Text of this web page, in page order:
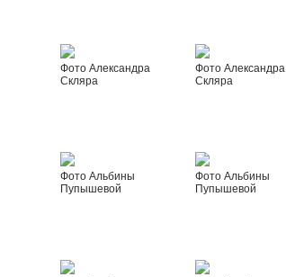
Фото Александра
Скляра
Фото Александра
Скляра
Фото Альбины
Пупышевой
Фото Альбины
Пупышевой